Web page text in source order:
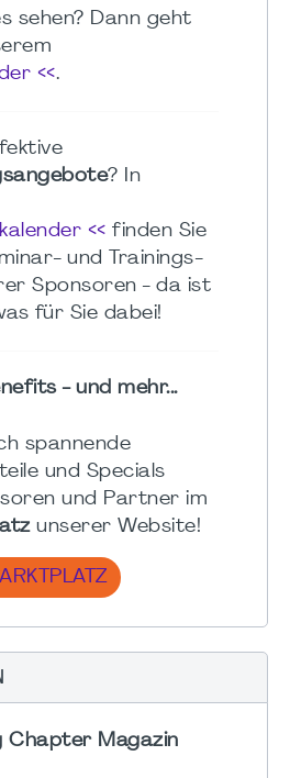
sehen? Dann geht
<<.
? In
<< finden Sie
und Trainings-
Sponsoren - da ist
für Sie dabei!
- und mehr...
spannende
und Specials
und Partner im
unserer Website!
Chapter Magazin